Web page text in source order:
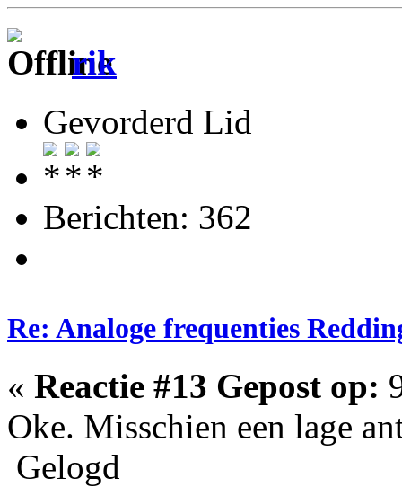
rik
Gevorderd Lid
Berichten: 362
Re: Analoge frequenties
« Reactie #13 Gepost op:
Oke. Misschien een lage
Gelogd